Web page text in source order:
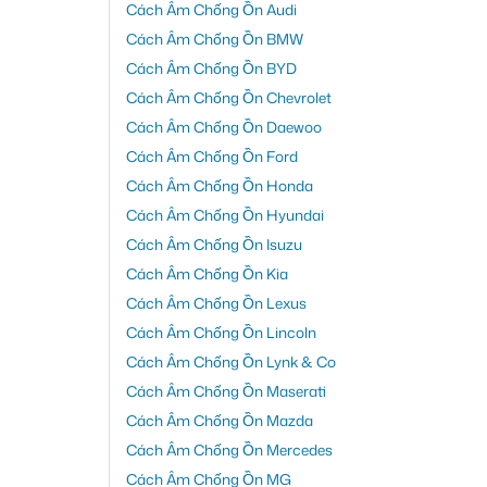
Cách Âm Chống Ồn Audi
Cách Âm Chống Ồn BMW
Cách Âm Chống Ồn BYD
Cách Âm Chống Ồn Chevrolet
Cách Âm Chống Ồn Daewoo
Cách Âm Chống Ồn Ford
Cách Âm Chống Ồn Honda
Cách Âm Chống Ồn Hyundai
Cách Âm Chống Ồn Isuzu
Cách Âm Chống Ồn Kia
Cách Âm Chống Ồn Lexus
Cách Âm Chống Ồn Lincoln
Cách Âm Chống Ồn Lynk & Co
Cách Âm Chống Ồn Maserati
Cách Âm Chống Ồn Mazda
Cách Âm Chống Ồn Mercedes
Cách Âm Chống Ồn MG